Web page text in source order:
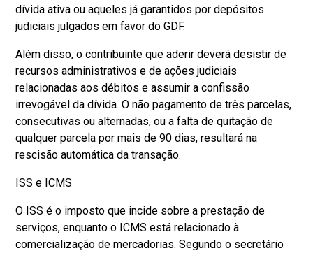
dívida ativa ou aqueles já garantidos por depósitos
judiciais julgados em favor do GDF.
Além disso, o contribuinte que aderir deverá desistir de
recursos administrativos e de ações judiciais
relacionadas aos débitos e assumir a confissão
irrevogável da dívida. O não pagamento de três parcelas,
consecutivas ou alternadas, ou a falta de quitação de
qualquer parcela por mais de 90 dias, resultará na
rescisão automática da transação.
ISS e ICMS
O ISS é o imposto que incide sobre a prestação de
serviços, enquanto o ICMS está relacionado à
comercialização de mercadorias. Segundo o secretário